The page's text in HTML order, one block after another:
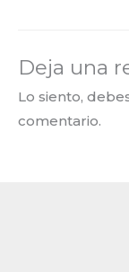
Deja una
Lo siento,
comentario.